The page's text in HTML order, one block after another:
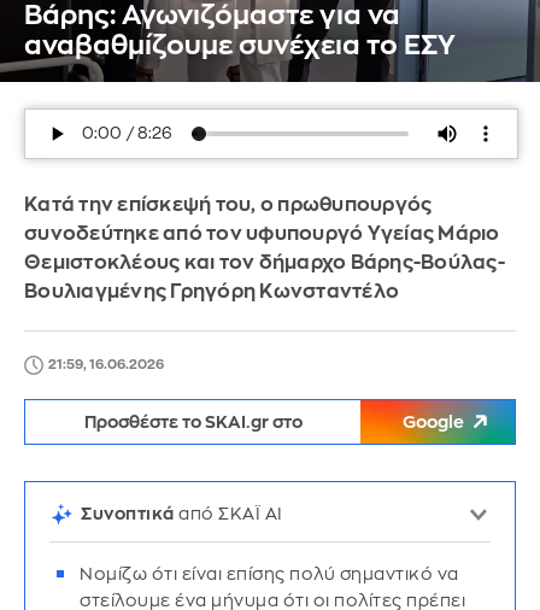
Βάρης: Αγωνιζόμαστε για να
αναβαθμίζουμε συνέχεια το ΕΣΥ
Κατά την επίσκεψή του, ο πρωθυπουργός
συνοδεύτηκε από τον υφυπουργό Υγείας Μάριο
Θεμιστοκλέους και τον δήμαρχο Βάρης-Βούλας-
Βουλιαγμένης Γρηγόρη Κωνσταντέλο
21:59, 16.06.2026
Προσθέστε το SKAI.gr στο Google
Συνοπτικά από ΣΚΑΪ AI
Νομίζω ότι είναι επίσης πολύ σημαντικό να
στείλουμε ένα μήνυμα ότι οι πολίτες πρέπει